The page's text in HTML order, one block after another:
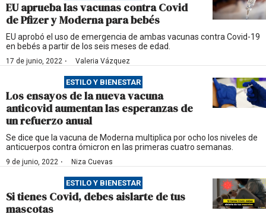
EU aprueba las vacunas contra Covid
de Pfizer y Moderna para bebés
EU aprobó el uso de emergencia de ambas vacunas contra Covid-19
en bebés a partir de los seis meses de edad.
17 de junio, 2022 · Valeria Vázquez
ESTILO Y BIENESTAR
Los ensayos de la nueva vacuna
anticovid aumentan las esperanzas de
un refuerzo anual
Se dice que la vacuna de Moderna multiplica por ocho los niveles de
anticuerpos contra ómicron en las primeras cuatro semanas.
9 de junio, 2022 · Niza Cuevas
ESTILO Y BIENESTAR
Si tienes Covid, debes aislarte de tus
mascotas